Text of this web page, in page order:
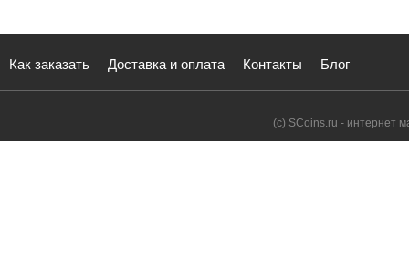
Как заказать Доставка и оплата Контакты Блог
(с) SCoins.ru - интернет